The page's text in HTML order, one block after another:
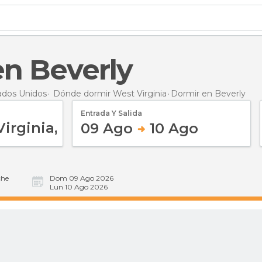
Beverly
Unidos Dónde dormir West Virginia Dormir en Beverly
Entrada Y Salida
09 Ago 10 Ago
Dom 09 Ago 2026
Lun 10 Ago 2026